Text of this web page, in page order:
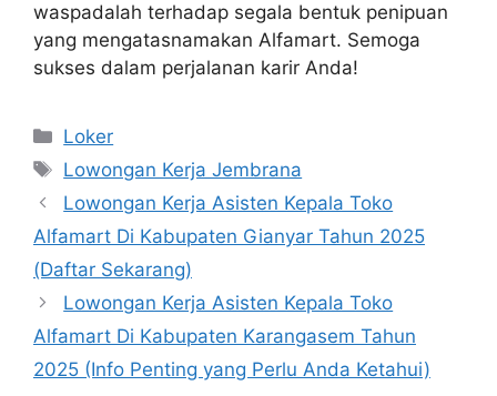
waspadalah terhadap segala bentuk penipuan
yang mengatasnamakan Alfamart. Semoga
sukses dalam perjalanan karir Anda!
Kategori
Loker
Tag
Lowongan Kerja Jembrana
Lowongan Kerja Asisten Kepala Toko
Alfamart Di Kabupaten Gianyar Tahun 2025
(Daftar Sekarang)
Lowongan Kerja Asisten Kepala Toko
Alfamart Di Kabupaten Karangasem Tahun
2025 (Info Penting yang Perlu Anda Ketahui)